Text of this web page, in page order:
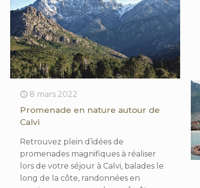
8 mars 2022
Promenade en nature autour de
Calvi
Retrouvez plein d’idées de
promenades magnifiques à réaliser
lors de votre séjour à Calvi, balades le
long de la côte, randonnées en